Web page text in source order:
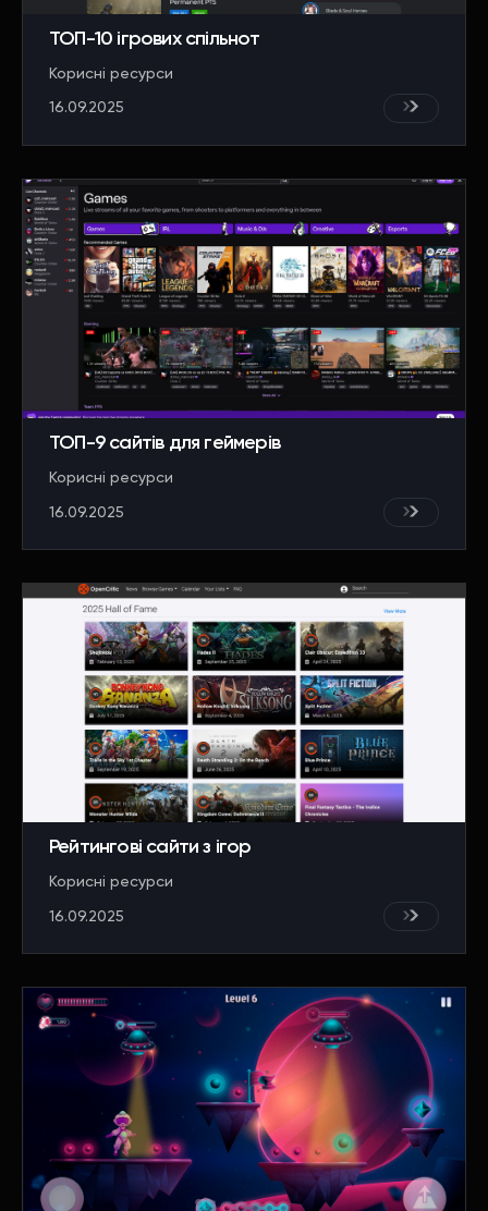
ТОП-10 ігрових спільнот
Корисні ресурси
16.09.2025
ТОП-9 сайтів для геймерів
Корисні ресурси
16.09.2025
Рейтингові сайти з ігор
Корисні ресурси
16.09.2025